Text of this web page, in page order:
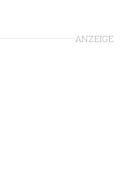
ANZEIGE